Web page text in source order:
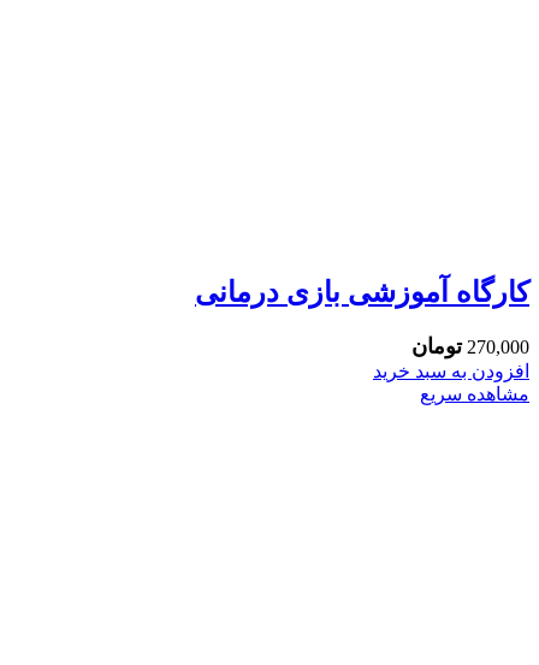
کارگاه آموزشی بازی درمانی
270,000 تومان
افزودن به سبد خرید
مشاهده سریع